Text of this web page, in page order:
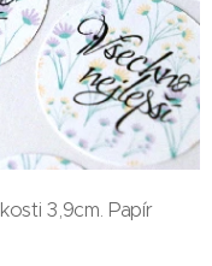
3,9cm. Papír